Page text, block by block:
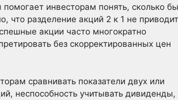
инвесторам понять, сколько бы
что разделение акций 2 к 1 не
акции часто многократно
без скорректированных цен
сравнивать показатели двух или
неспособность учитывать дивиденды,